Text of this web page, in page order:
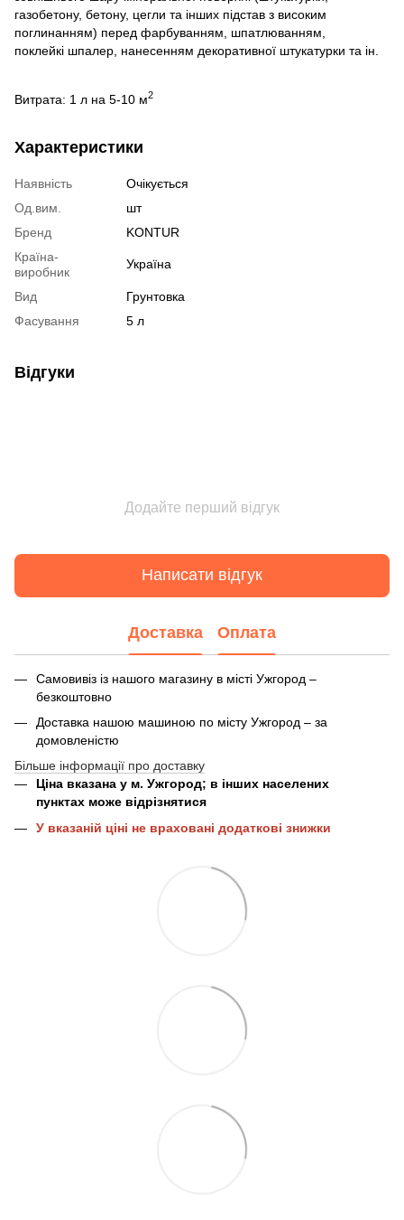
газобетону, бетону, цегли та інших підстав з високим
поглинанням) перед фарбуванням, шпатлюванням,
поклейкі шпалер, нанесенням декоративної штукатурки та ін.
Витрата: 1 л на 5-10 м2
Характеристики
Наявність
Очікується
Од.вим.
шт
Бренд
KONTUR
Країна-
виробник
Україна
Вид
Грунтовка
Фасування
5 л
Відгуки
Додайте перший відгук
Написати відгук
Доставка Оплата
Самовивіз із нашого магазину в місті Ужгород –
безкоштовно
Доставка нашою машиною по місту Ужгород – за
домовленістю
Більше інформації про доставку
Ціна вказана у м. Ужгород; в інших населених
пунктах може відрізнятися
У вказаній ціні не враховані додаткові знижки